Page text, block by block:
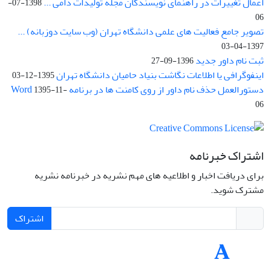
06
تصویر جامع فعالیت های علمی دانشگاه تهران (وب سایت دوزبانه) ...
1397-04-03
ثبت نام داور جدید1396-09-27
اینفوگرافی یا اطلاعات نگاشت بنیاد حامیان دانشگاه تهران1395-12-03
دستورالعمل حذف نام داور از روی کامنت ها در برنامه Word1395-11-
06
اشتراک خبرنامه
برای دریافت اخبار و اطلاعیه های مهم نشریه در خبرنامه نشریه
مشترک شوید.
اشتراک